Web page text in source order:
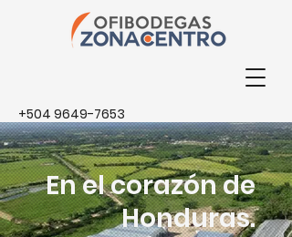
+504 9649-7653
En el corazón de
Honduras.